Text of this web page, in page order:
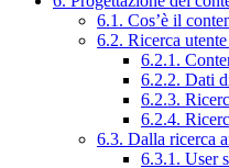
6.1. Cos’è il
6.2. Ricerca
6.2.1.
6.2.2. Dati
6.2.3.
6.2.4.
6.3. Dalla ricerca
6.3.1. User